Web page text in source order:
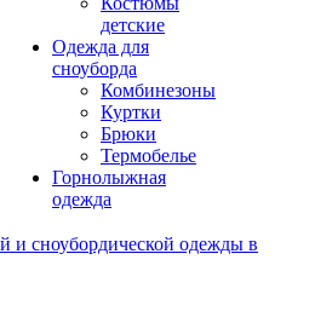
детские
Одежда для
сноуборда
Комбинезоны
Куртки
Брюки
Термобелье
Горнолыжная
одежда